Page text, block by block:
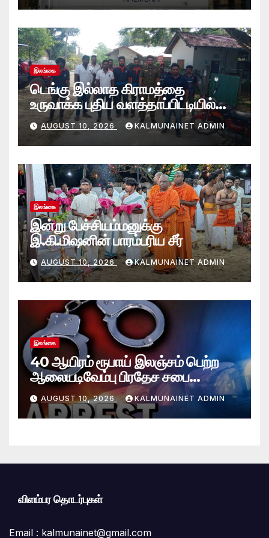
இலங்கை
டெங்கு இல்லாத கிராமத்தை
உருவாக்க புதிய வளத்தாப்பிட்டியில்
கூட்டுப் பணி.
AUGUST 10, 2026 KALMUNAINET ADMIN
இலங்கை
இன்று பேச்சியம்மனுக்கு
இ.கி.மிஷனின் பாரம்பரிய சீர்
AUGUST 10, 2026 KALMUNAINET ADMIN
இலங்கை
40 ஆயிரம் ரூபாய் இலஞ்சம் பெற்ற
ஆலையடிவேம்பு பிரதேச சபை
தொழில்நுட்ப உத்தியோகத்தர் கைது
AUGUST 10, 2026 KALMUNAINET ADMIN
விளம்பர தொடர்புகள்
Email : kalmunainet@gmail.com